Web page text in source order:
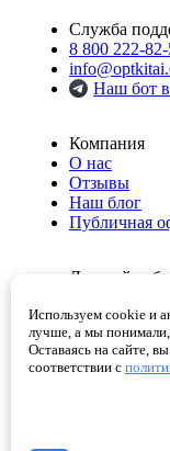
Служба
8 800 222-
Наш бот
Компания
О нас
Отзывы
Наш блог
Публичная
Личный
Избранное
Корзина
Используем cookie и
лучше, а мы понимали,
Оставаясь на сайте,
соответствии с